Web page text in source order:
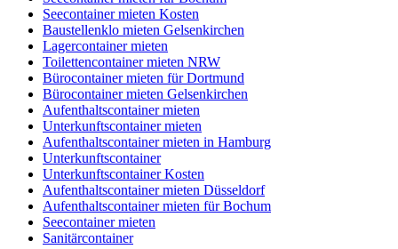
Seecontainer mieten Kosten
Baustellenklo mieten Gelsenkirchen
Lagercontainer mieten
Toilettencontainer mieten NRW
Bürocontainer mieten für Dortmund
Bürocontainer mieten Gelsenkirchen
Aufenthaltscontainer mieten
Unterkunftscontainer mieten
Aufenthaltscontainer mieten in Hamburg
Unterkunftscontainer
Unterkunftscontainer Kosten
Aufenthaltscontainer mieten Düsseldorf
Aufenthaltscontainer mieten für Bochum
Seecontainer mieten
Sanitärcontainer